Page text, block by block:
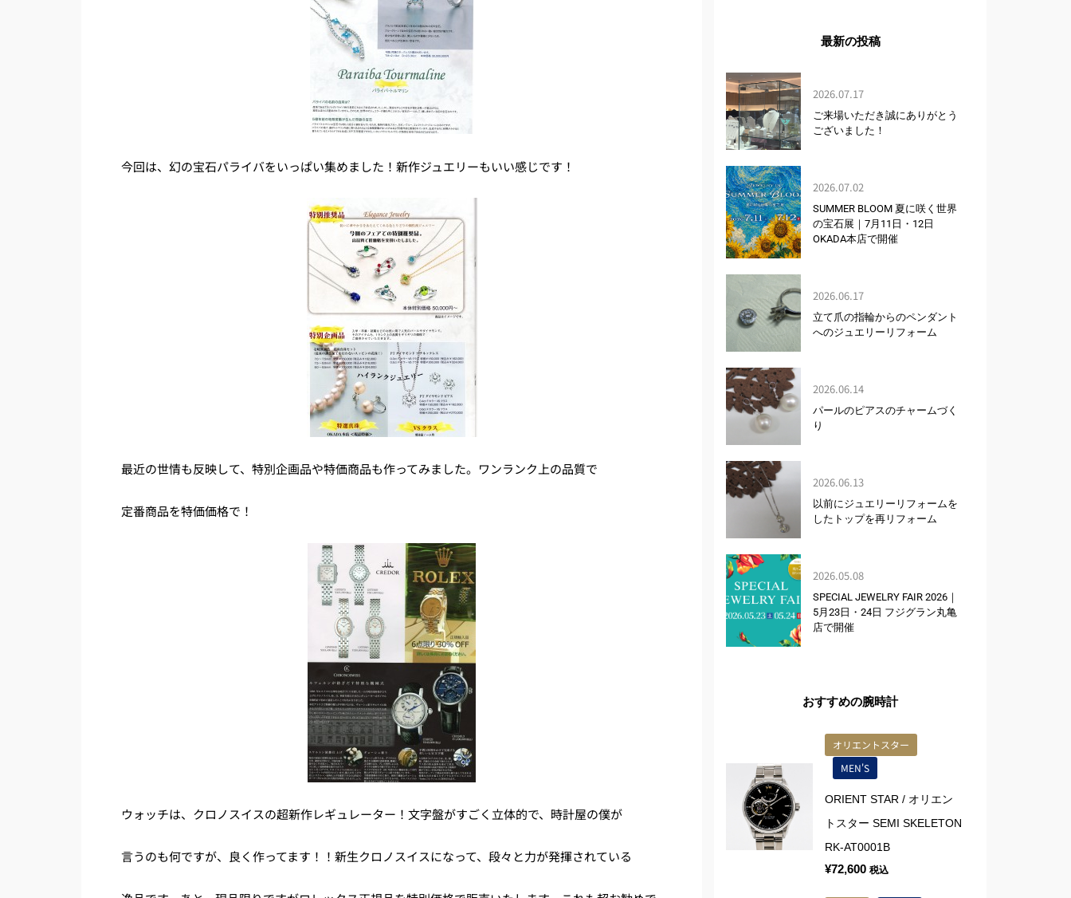
今回は、幻の宝石パライバをいっぱい集めました！新作ジュエリーもいい感じです！
最近の世情も反映して、特別企画品や特価商品も作ってみました。ワンランク上の品質で
定番商品を特価価格で！
ウォッチは、クロノスイスの超新作レギュレーター！文字盤がすごく立体的で、時計屋の僕が
言うのも何ですが、良く作ってます！！新生クロノスイスになって、段々と力が発揮されている
最新の投稿
2026.07.17
ご来場いただき誠にありがとう
ございました！
2026.07.02
SUMMER BLOOM 夏に咲く世界
の宝石展｜7月11日・12日
OKADA本店で開催
2026.06.17
立て爪の指輪からのペンダント
へのジュエリーリフォーム
2026.06.14
パールのピアスのチャームづく
り
2026.06.13
以前にジュエリーリフォームを
したトップを再リフォーム
2026.05.08
SPECIAL JEWELRY FAIR 2026｜
5月23日・24日 フジグラン丸亀
店で開催
おすすめの腕時計
オリエントスター
MEN'S
ORIENT STAR / オリエン
トスター SEMI SKELETON
RK-AT0001B
¥72,600 税込